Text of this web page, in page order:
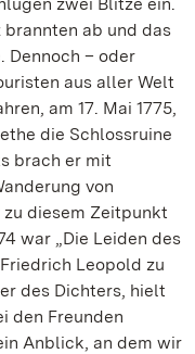
brannten ab und das
Dennoch – oder
aus aller Welt
am 17. Mai 1775,
die Schlossruine
brach er mit
von
diesem Zeitpunkt
war „Die Leiden des
Leopold zu
des Dichters, hielt
den Freunden
Anblick, an dem wir